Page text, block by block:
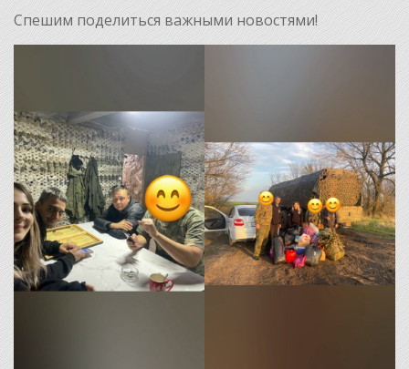
Спешим поделиться важными новостями!